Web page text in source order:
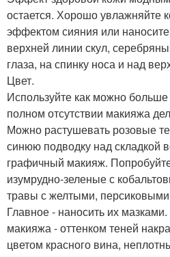
остается. Хорошо увлажняйте
эффектом сияния или
верхней линии скул,
глаза, на спинку носа и над
Цвет.
Используйте как можно больше
полном отсутствии макияжа
Можно растушевать розовые
синюю подводку над складкой
графичный макияж.
изумрудно-зеленые с
травы с желтыми,
Главное - наносить их
макияжа - оттенком теней
цветом красного вина,